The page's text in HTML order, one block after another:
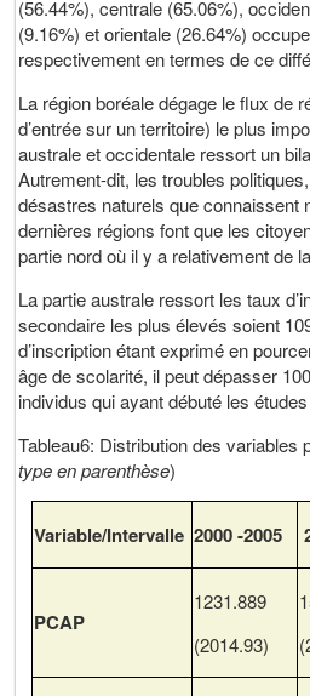
(56.44%), centrale (65.06%),
(9.16%) et orientale (26.64%)
respectivement en termes de ce
La région boréale dégage le flux de
d’entrée sur un territoire) le plus
australe et occidentale ressort un
Autrement-dit, les troubles
désastres naturels que connaissent
dernières régions font que les
partie nord où il y a relativement de
La partie australe ressort les taux
secondaire les plus élevés soient
d’inscription étant exprimé en
âge de scolarité, il peut dépasser
individus qui ayant débuté les
Tableau6: Distribution des variables
type en parenthèse)
Variable/Intervalle 2000 -2005
PCAP
1231.889
(2014.93)